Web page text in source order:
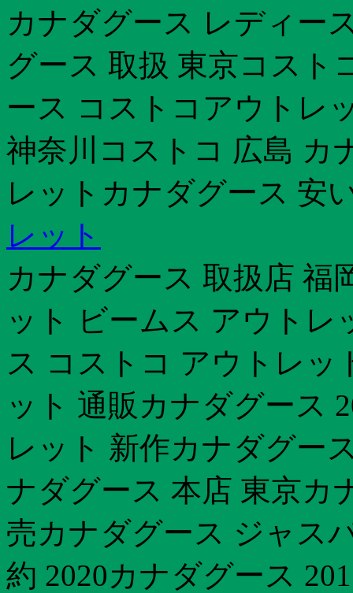
カナダグース レディー
グース 取扱 東京コスト
ース コストコアウトレ
神奈川コストコ 広島 カ
レットカナダグース 安
レット
カナダグース 取扱店 福
ット ビームス アウト
ス コストコ アウトレッ
ット 通販カナダグース
レット 新作カナダグー
ナダグース 本店 東京カ
売カナダグース ジャス
約 2020カナダグース